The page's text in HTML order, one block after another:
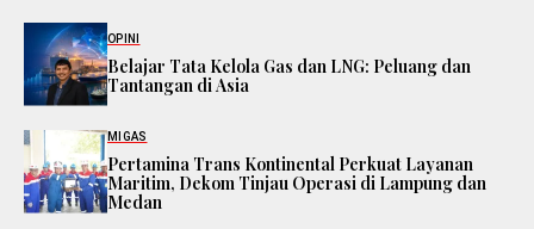
OPINI
Belajar Tata Kelola Gas dan LNG: Peluang dan
Tantangan di Asia
MIGAS
Pertamina Trans Kontinental Perkuat Layanan
Maritim, Dekom Tinjau Operasi di Lampung dan
Medan